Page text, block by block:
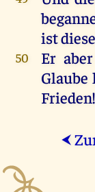
ist
50 Er aber
Glaube
Frieden!
⮜